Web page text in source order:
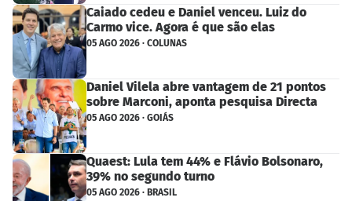
Caiado cedeu e Daniel venceu. Luiz do
Carmo vice. Agora é que são elas
05 AGO 2026 · COLUNAS
Daniel Vilela abre vantagem de 21 pontos
sobre Marconi, aponta pesquisa Directa
05 AGO 2026 · GOIÁS
Quaest: Lula tem 44% e Flávio Bolsonaro,
39% no segundo turno
05 AGO 2026 · BRASIL